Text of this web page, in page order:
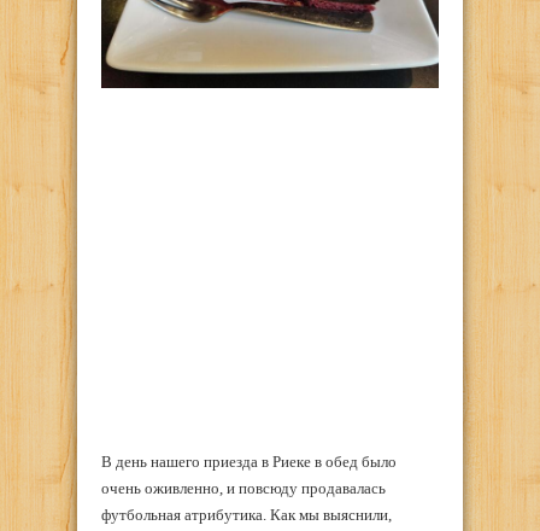
В день нашего приезда в Риеке в обед было
очень оживленно, и повсюду продавалась
футбольная атрибутика. Как мы выяснили,